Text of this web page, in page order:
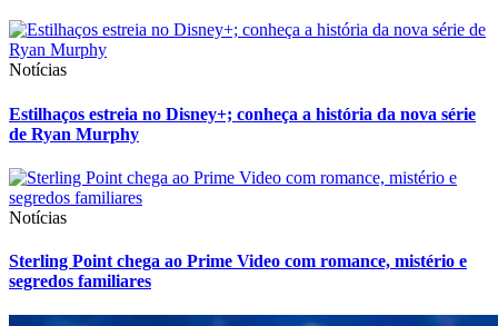
Notícias
Estilhaços estreia no Disney+; conheça a história da nova série
de Ryan Murphy
Notícias
Sterling Point chega ao Prime Video com romance, mistério e
segredos familiares